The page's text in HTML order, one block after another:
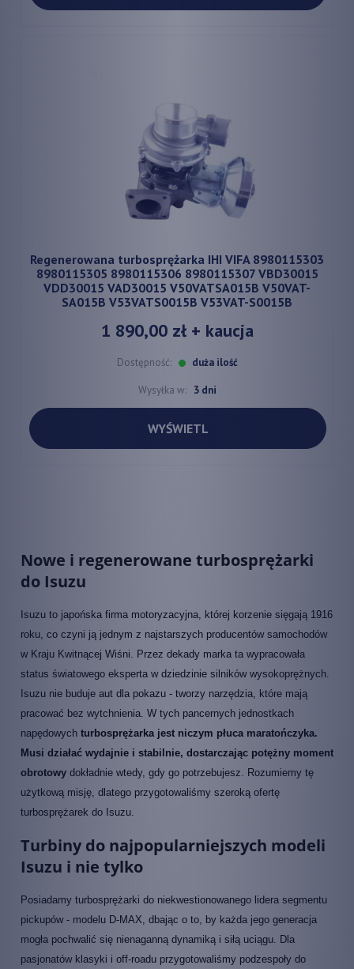
Regenerowana turbosprężarka IHI VIFA 8980115303
8980115305 8980115306 8980115307 VBD30015
VDD30015 VAD30015 V50VATSA015B V50VAT-
SA015B V53VATS0015B V53VAT-S0015B
1 890,00 zł+ kaucja
Dostępność: duża ilość
Wysyłka w: 3 dni
WYŚWIETL
Nowe i regenerowane turbosprężarki
do Isuzu
Isuzu to japońska firma motoryzacyjna, której korzenie sięgają 1916
roku, co czyni ją jednym z najstarszych producentów samochodów
w Kraju Kwitnącej Wiśni. Przez dekady marka ta wypracowała
status światowego eksperta w dziedzinie silników wysokoprężnych.
Isuzu nie buduje aut dla pokazu - tworzy narzędzia, które mają
pracować bez wytchnienia. W tych pancernych jednostkach
napędowych turbosprężarka jest niczym płuca maratończyka.
Musi działać wydajnie i stabilnie, dostarczając potężny moment
obrotowy dokładnie wtedy, gdy go potrzebujesz. Rozumiemy tę
użytkową misję, dlatego przygotowaliśmy szeroką ofertę
turbosprężarek do Isuzu.
Turbiny do najpopularniejszych modeli
Isuzu i nie tylko
Posiadamy turbosprężarki do niekwestionowanego lidera segmentu
pickupów - modelu D-MAX, dbając o to, by każda jego generacja
mogła pochwalić się nienaganną dynamiką i siłą uciągu. Dla
pasjonatów klasyki i off-roadu przygotowaliśmy podzespoły do